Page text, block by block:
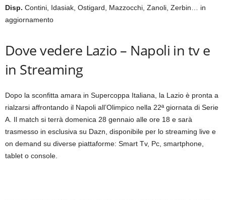
Disp. Contini, Idasiak, Ostigard, Mazzocchi, Zanoli, Zerbin… in
aggiornamento
Dove vedere Lazio – Napoli in tv e
in Streaming
Dopo la sconfitta amara in Supercoppa Italiana, la Lazio è pronta a
rialzarsi affrontando il Napoli all’Olimpico nella 22ª giornata di Serie
A. Il match si terrà domenica 28 gennaio alle ore 18 e sarà
trasmesso in esclusiva su Dazn, disponibile per lo streaming live e
on demand su diverse piattaforme: Smart Tv, Pc, smartphone,
tablet o console.